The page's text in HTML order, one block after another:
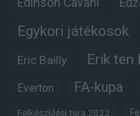
Edinson Cavani
Egykori játékosok
Eric Bailly Erik ten
Everton FA-kupa
Felkészülési túra 2022